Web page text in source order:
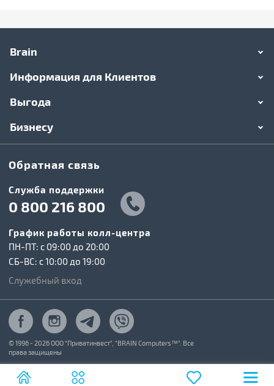
Brain
Информация для Клиентов
Выгода
Бизнесу
Обратная связь
Служба поддержки
0 800 216 800
График работы колл-центра
ПН-ПТ: c 09:00 до 20:00
СБ-ВС: c 10:00 до 19:00
Служебный вход
© 1996 - 2026 ООО "Приватинвест", "BRAIN Computers™". Все
права защищены